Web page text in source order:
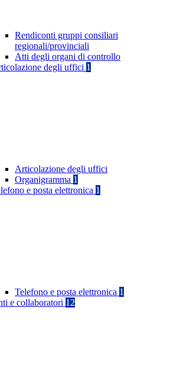
Rendiconti gruppi consiliari
regionali/provinciali
Atti degli organi di controllo
degli uffici 1
Articolazione degli uffici
Organigramma 1
e posta elettronica 1
Telefono e posta elettronica 1
e collaboratori 12